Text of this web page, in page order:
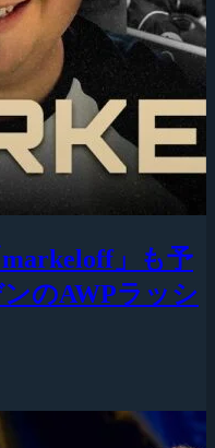
」も予
のAWPラッシ